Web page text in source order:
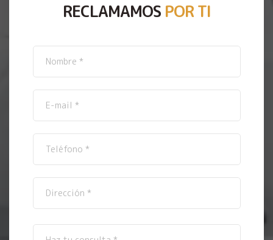
RECLAMAMOS POR TI